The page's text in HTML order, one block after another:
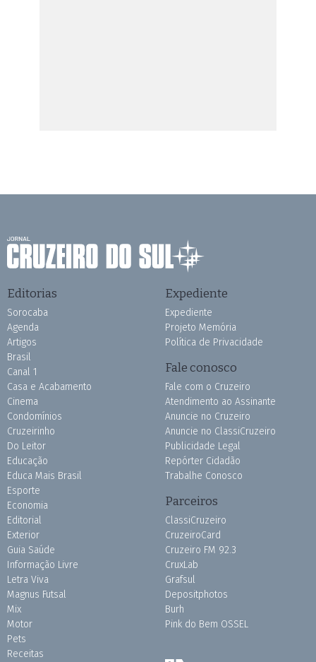
Editorias
Sorocaba
Agenda
Artigos
Brasil
Canal 1
Casa e Acabamento
Cinema
Condomínios
Cruzeirinho
Do Leitor
Educação
Educa Mais Brasil
Esporte
Economia
Editorial
Exterior
Guia Saúde
Informação Livre
Letra Viva
Magnus Futsal
Mix
Motor
Pets
Receitas
Expediente
Expediente
Projeto Memória
Política de Privacidade
Fale conosco
Fale com o Cruzeiro
Atendimento ao Assinante
Anuncie no Cruzeiro
Anuncie no ClassiCruzeiro
Publicidade Legal
Repórter Cidadão
Trabalhe Conosco
Parceiros
ClassiCruzeiro
CruzeiroCard
Cruzeiro FM 92.3
CruxLab
Grafsul
Depositphotos
Burh
Pink do Bem OSSEL